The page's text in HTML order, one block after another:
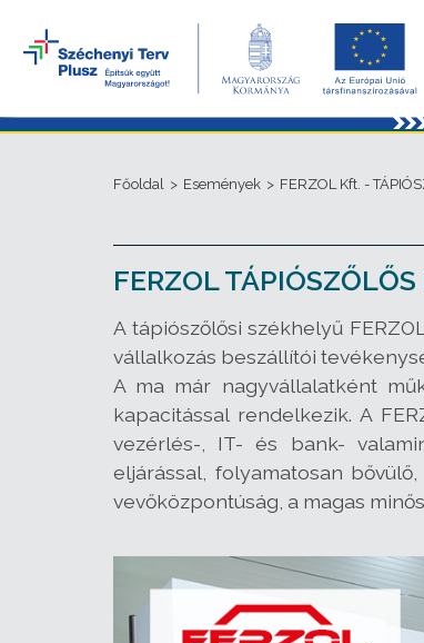
Főoldal > Események > FERZOL Kft. -
FERZOL
A tápiószőlősi székhelyű
vállalkozás beszállítói
A ma már nagyvállalatként
kapacitással rendelkezik. A
vezérlés-, IT- és bank-
eljárással, folyamatosan
vevőközpontúság, a magas